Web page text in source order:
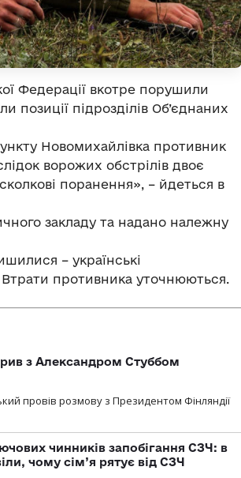
Федерації вкотре порушили
підрозділів Об’єднаних
Новомихайлівка противник
ворожих обстрілів двоє
поранення», – йдеться в
закладу та надано належну
– українські
Втрати противника уточнюються.
з Александром Стуббом
провів розмову з Президентом Фінляндії
чинників запобігання СЗЧ: в
чому сім’я рятує від СЗЧ